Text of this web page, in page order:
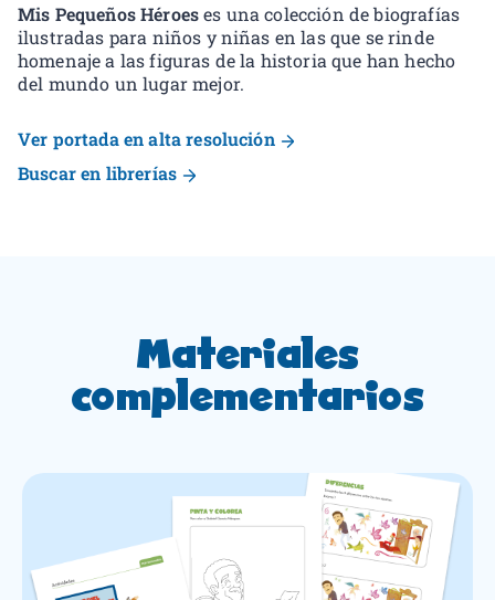
Mis Pequeños Héroeses una colección de biografías
ilustradas para niños y niñas en las que se rinde
homenaje a las figuras de la historia que han hecho
del mundo un lugar mejor.
Ver portada en alta resolución
Buscar en librerías
Materiales
complementarios